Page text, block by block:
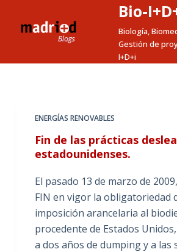
t
Bio-
Biología,
Gestión de
I+D+i
ENERGÍAS RENOVABLES
Fin de las prácticas
estadounidenses.
El pasado 13 de marzo de
FIN en vigor la obligatoriedad
imposición arancelaria al
procedente de Estados
a dos años de dumping y a las